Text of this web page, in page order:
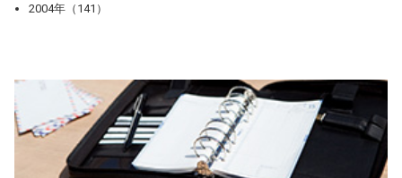
2004年（141）